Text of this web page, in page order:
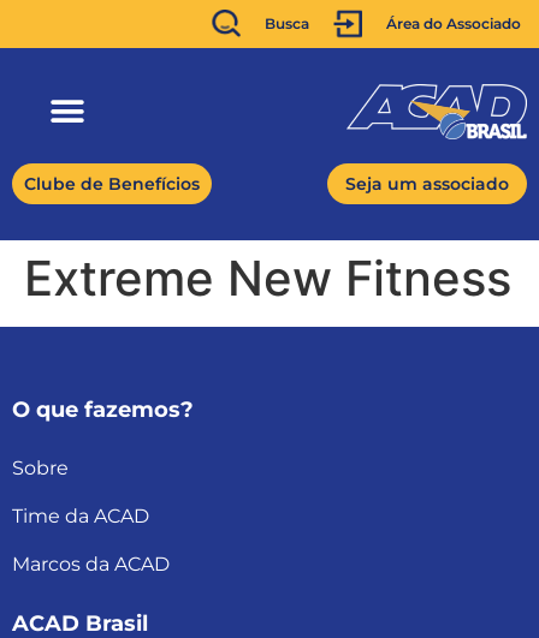
Busca Área do Associado
Clube de Benefícios Seja um associado
Extreme New Fitness
O que fazemos?
Sobre
Time da ACAD
Marcos da ACAD
ACAD Brasil